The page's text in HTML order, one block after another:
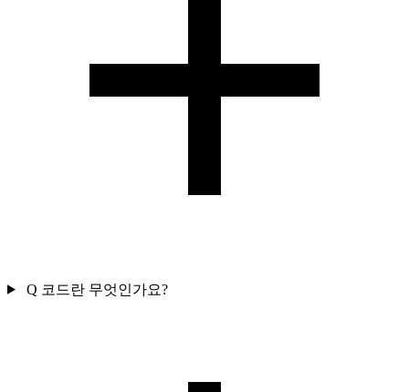
Q 코드란 무엇인가요?